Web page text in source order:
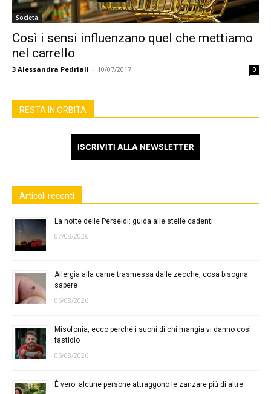
Società
Così i sensi influenzano quel che mettiamo
nel carrello
3 Alessandra Pedriali - 10/07/2017 0
RESTA IN ORBITA
ISCRIVITI ALLA NEWSLETTER
Articoli recenti
La notte delle Perseidi: guida alle stelle cadenti
07/08/2026
Allergia alla carne trasmessa dalle zecche, cosa bisogna
sapere
06/08/2026
Misofonia, ecco perché i suoni di chi mangia vi danno così
fastidio
05/08/2026
È vero: alcune persone attraggono le zanzare più di altre